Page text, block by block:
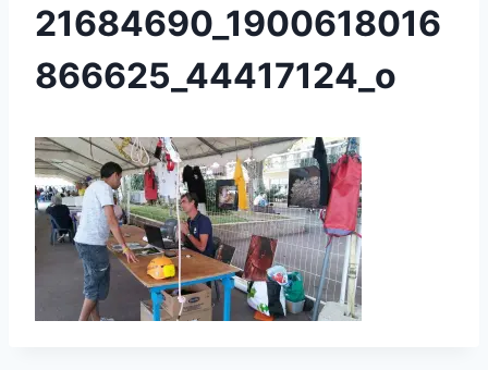
21684690_1900618016
866625_44417124_o